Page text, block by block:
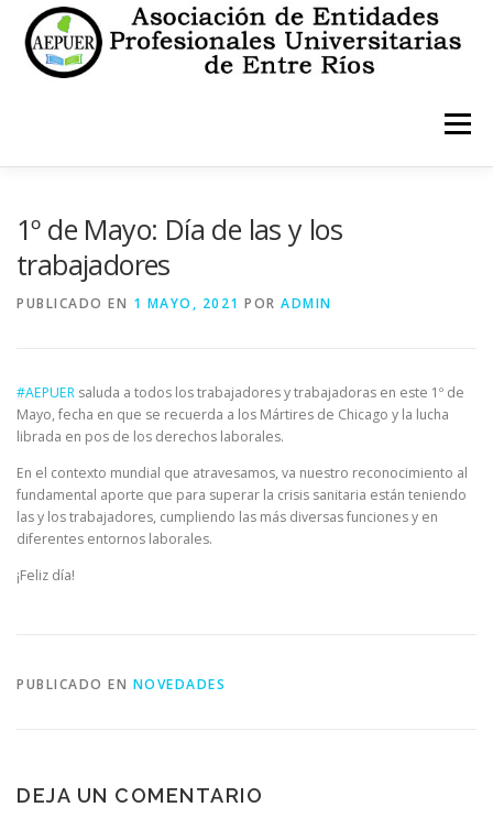
contenido
Menú
1º de Mayo: Día de las y los
trabajadores
PUBLICADO EN 1 MAYO, 2021 POR ADMIN
#AEPUER saluda a todos los trabajadores y trabajadoras en este 1º de
Mayo, fecha en que se recuerda a los Mártires de Chicago y la lucha
librada en pos de los derechos laborales.
En el contexto mundial que atravesamos, va nuestro reconocimiento al
fundamental aporte que para superar la crisis sanitaria están teniendo
las y los trabajadores, cumpliendo las más diversas funciones y en
diferentes entornos laborales.
¡Feliz día!
PUBLICADO EN NOVEDADES
DEJA UN COMENTARIO